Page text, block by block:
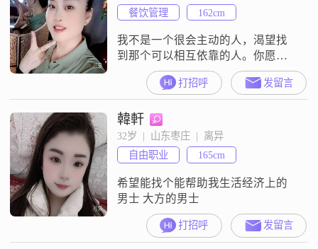
餐饮管理
162cm
我不是一个很会主动的人，渴望找
到那个可以相互依靠的人。你愿意
成为我的那个人吗？不是真心找异
对象的乱七八糟乱聊的，请勿骚扰
谢谢，离异不带娃
打招呼 发留言
韓軒
32岁  |  山东枣庄  |  离异
自由职业
165cm
希望能找个能帮助我生活经济上的
男士 大方的男士
打招呼 发留言